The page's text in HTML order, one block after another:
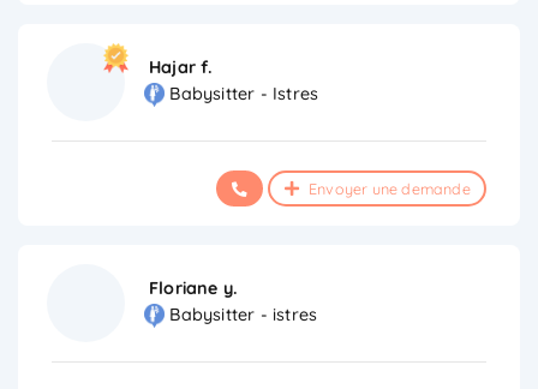
Hajar f.
Babysitter - Istres
Envoyer une demande
Floriane y.
Babysitter - istres